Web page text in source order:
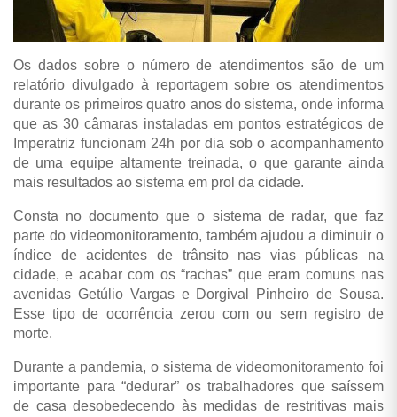
Os dados sobre o número de atendimentos são de um
relatório divulgado à reportagem sobre os atendimentos
durante os primeiros quatro anos do sistema, onde informa
que as 30 câmaras instaladas em pontos estratégicos de
Imperatriz funcionam 24h por dia sob o acompanhamento
de uma equipe altamente treinada, o que garante ainda
mais resultados ao sistema em prol da cidade.
Consta no documento que o sistema de radar, que faz
parte do videomonitoramento, também ajudou a diminuir o
índice de acidentes de trânsito nas vias públicas na
cidade, e acabar com os “rachas” que eram comuns nas
avenidas Getúlio Vargas e Dorgival Pinheiro de Sousa.
Esse tipo de ocorrência zerou com ou sem registro de
morte.
Durante a pandemia, o sistema de videomonitoramento foi
importante para “dedurar” os trabalhadores que saíssem
de casa desobedecendo às medidas de restritivas mais